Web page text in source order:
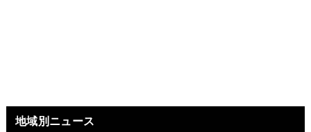
地域別ニュース